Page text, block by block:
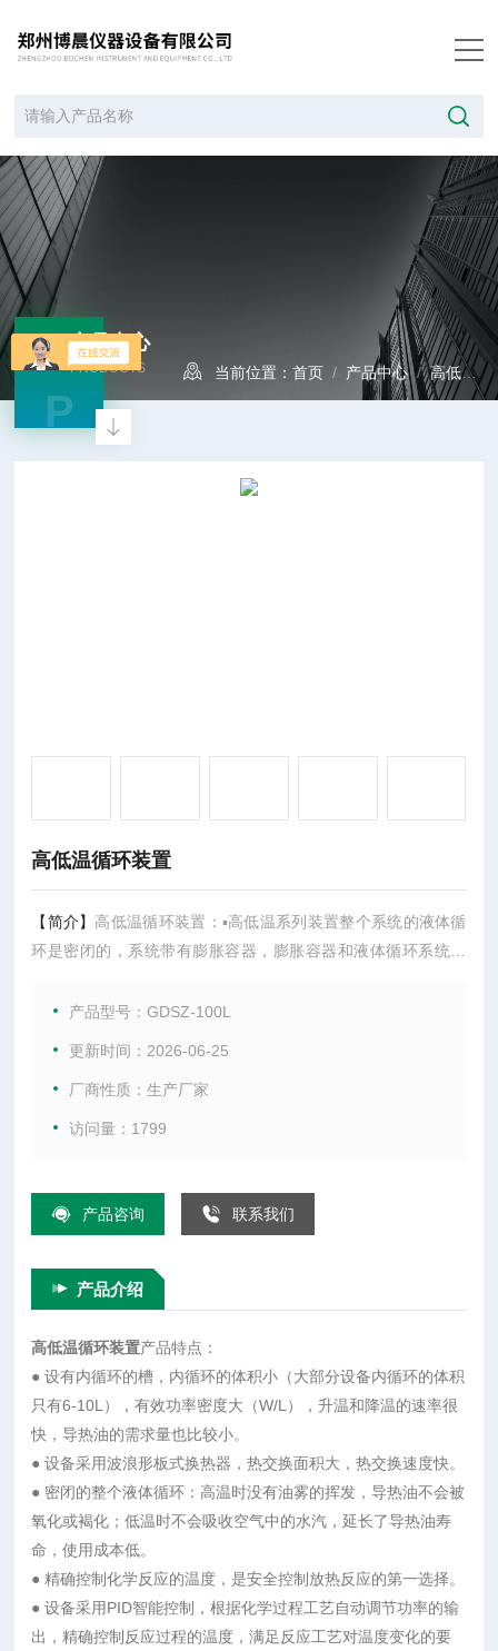
产品中心
PRODUCTS
P
当前位置：首页 / 产品中心/高低温循环装置系列
高低温循环装置
【简介】 高低温循环装置：▪高低温系列装置整个系统的液体循
环是密闭的，系统带有膨胀容器，膨胀容器和液体循环系统是
温度如何，膨胀容器中的介质始终保持室温。
热油，所以同一台机器同一种导热介质可以实现-80℃-200℃的
控温。
产品型号：GDSZ-100L
更新时间：2026-06-25
厂商性质：生产厂家
访问量：1799
产品咨询 联系我们
产品介绍
高低温循环装置产品特点：
● 设有内循环的槽，内循环的体积小（大部分设备内循环的体积
只有6-10L），有效功率密度大（W/L），升温和降温的速率很
快，导热油的需求量也比较小。
● 设备采用波浪形板式换热器，热交换面积大，热交换速度快。
● 密闭的整个液体循环：高温时没有油雾的挥发，导热油不会被
氧化或褐化；低温时不会吸收空气中的水汽，延长了导热油寿
命，使用成本低。
● 精确控制化学反应的温度，是安全控制放热反应的第一选择。
● 设备采用PID智能控制，根据化学过程工艺自动调节功率的输
出，精确控制反应过程的温度，满足反应工艺对温度变化的要